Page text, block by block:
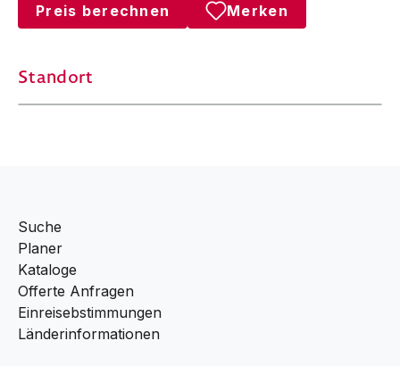
Preis berechnen Merken
Standort
Suche
Planer
Kataloge
Offerte Anfragen
Einreisebstimmungen
Länderinformationen